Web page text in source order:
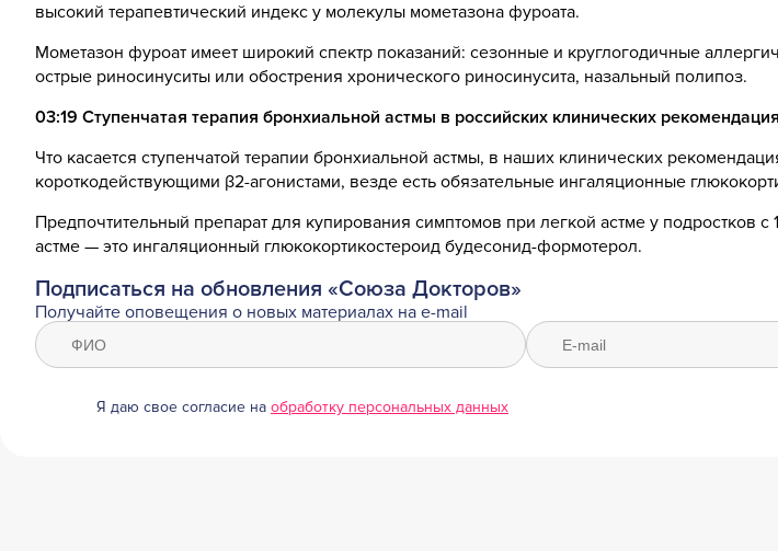
высокий терапевтический индекс у молекулы мометазона фуроата.
Мометазон фуроат имеет широкий спектр показаний: сезонные и круглогодичные
острые риносинуситы или обострения хронического риносинусита, назальный полипоз.
03:19 Ступенчатая терапия бронхиальной астмы в российских клинических
Что касается ступенчатой терапии бронхиальной астмы, в наших клинических
короткодействующими β2-агонистами, везде есть обязательные ингаляционные
Предпочтительный препарат для купирования симптомов при легкой астме у подростков
астме — это ингаляционный глюкокортикостероид будесонид-формотерол.
Подписаться на обновления «Союза Докторов»
Получайте оповещения о новых материалах на e-mail
Я даю свое согласие на обработку персональных данных